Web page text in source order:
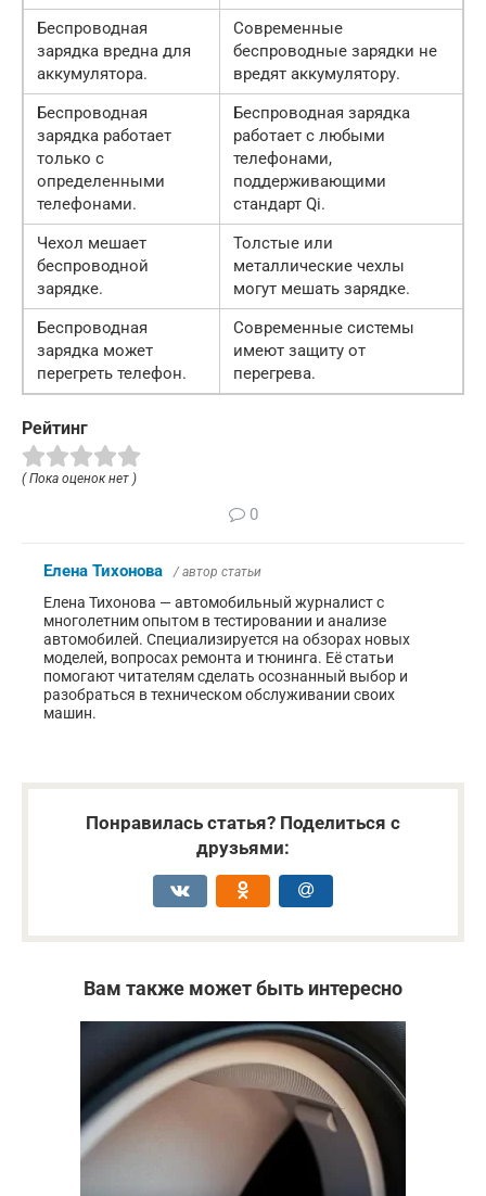
Беспроводная
зарядка вредна для
аккумулятора.
Современные
беспроводные зарядки не
вредят аккумулятору.
Беспроводная
зарядка работает
только с
определенными
телефонами.
Беспроводная зарядка
работает с любыми
телефонами,
поддерживающими
стандарт Qi.
Чехол мешает
беспроводной
зарядке.
Толстые или
металлические чехлы
могут мешать зарядке.
Беспроводная
зарядка может
перегреть телефон.
Современные системы
имеют защиту от
перегрева.
Рейтинг
( Пока оценок нет )
0
Елена Тихонова / автор статьи
Елена Тихонова — автомобильный журналист с
многолетним опытом в тестировании и анализе
автомобилей. Специализируется на обзорах новых
моделей, вопросах ремонта и тюнинга. Её статьи
помогают читателям сделать осознанный выбор и
разобраться в техническом обслуживании своих
машин.
Понравилась статья? Поделиться с
друзьями:
Вам также может быть интересно